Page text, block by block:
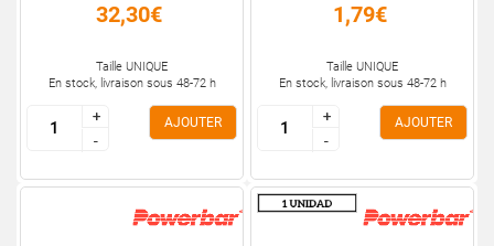
32,30€
Taille UNIQUE
En stock, livraison sous 48-72 h
+
-
+
-
AJOUTER
1,79€
Taille UNIQUE
En stock, livraison sous 48-72 h
+
-
+
-
AJOUTER